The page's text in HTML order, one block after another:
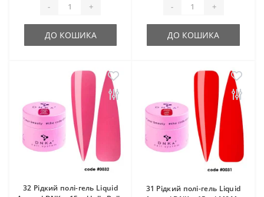
- +
ДО КОШИКА
- +
ДО КОШИКА
32 Рідкий полі-гель Liquid
31 Рідкий полі-гель Liquid